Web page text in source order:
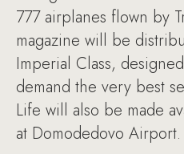
777 airplanes flown by
magazine will be
Imperial Class,
demand the very best
Life will also be made
at Domodedovo Airport.